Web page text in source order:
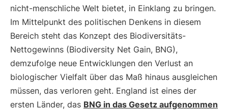
nicht-menschliche Welt bietet, in Einklang zu bringen.
Im Mittelpunkt des politischen Denkens in diesem
Bereich steht das Konzept des Biodiversitäts-
Nettogewinns (Biodiversity Net Gain, BNG),
demzufolge neue Entwicklungen den Verlust an
biologischer Vielfalt über das Maß hinaus ausgleichen
müssen, das verloren geht. England ist eines der
ersten Länder, das BNG in das Gesetz aufgenommen